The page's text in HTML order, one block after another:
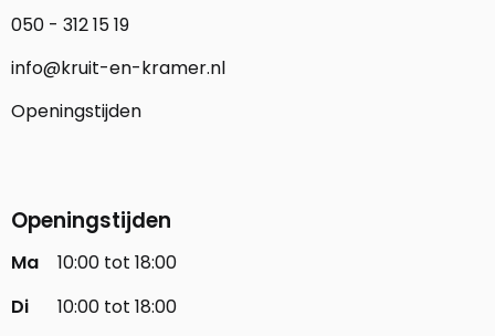
050 - 312 15 19
info@kruit-en-kramer.nl
Openingstijden
Openingstijden
Ma
10:00 tot 18:00
Di
10:00 tot 18:00